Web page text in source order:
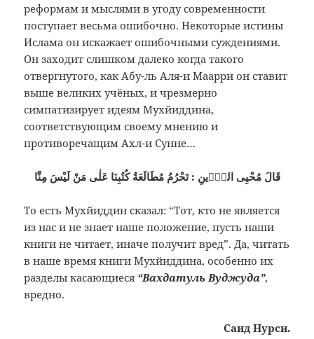
реформам и мыслями в угоду современности
поступает весьма ошибочно. Некоторые истины
Ислама он искажает ошибочными суждениями.
Он заходит слишком далеко когда такого
отвергнутого, как Абу-ль Аля-и Маарри он ставит
выше великих учёных, и чрезмерно
симпатизирует идеям Мухйиддина,
соответствующим своему мнению и
противоречащим Ахл-и Сунне…
قَالَ مُحْيِى الدّٖينِ : تَحْرُمُ مُطَالَعَةُ كُتُبِنَا عَلٰى مَنْ لَيْسَ مِنَّا
То есть Мухйиддин сказал: “Тот, кто не является
из нас и не знает наше положение, пусть наши
книги не читает, иначе получит вред”. Да, читать
в наше время книги Мухйиддина, особенно их
разделы касающиеся “Вахдатуль Вуджуда”,
вредно.
Саид Нурси.